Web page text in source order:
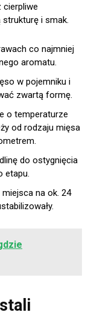
cierpliwe
strukturę i smak.
co najmniej
aromatu.
w pojemniku i
zwartą formę.
o temperaturze
od rodzaju mięsa
do ostygnięcia
etapu.
na ok. 24